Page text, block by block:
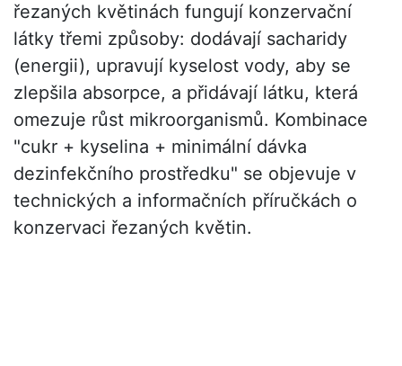
řezaných květinách fungují konzervační
látky třemi způsoby: dodávají sacharidy
(energii), upravují kyselost vody, aby se
zlepšila absorpce, a přidávají látku, která
omezuje růst mikroorganismů. Kombinace
"cukr + kyselina + minimální dávka
dezinfekčního prostředku" se objevuje v
technických a informačních příručkách o
konzervaci řezaných květin.